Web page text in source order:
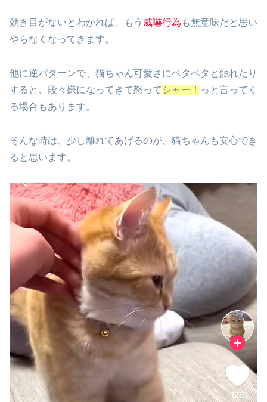
効き目がないとわかれば、もう 威嚇行為 も無意味だと思い
やらなくなってきます。
他に逆パターンで、猫ちゃん可愛さにベタベタと触れたり
すると、段々嫌になってきて怒って シャー！ っと言ってく
る場合もあります。
そんな時は、少し離れてあげるのが、猫ちゃんも安心でき
ると思います。